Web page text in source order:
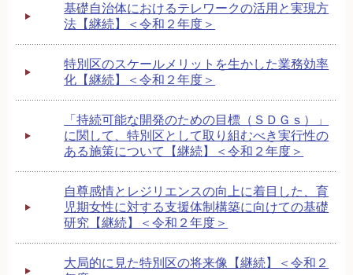
基礎自治体におけるテレワークの活用と実現方
法【継続】＜令和２年度＞
特別区のスケールメリットを生かした業務効率
化【継続】＜令和２年度＞
「持続可能な開発のための目標（ＳＤＧｓ）」
に関して、特別区として取り組むべき実行性の
ある施策について【継続】＜令和２年度＞
自尊感情とレジリエンスの向上に着目した、育
児期女性に対する支援体制構築に向けての基礎
研究【継続】＜令和２年度＞
大局的に見た特別区の将来像【継続】＜令和２